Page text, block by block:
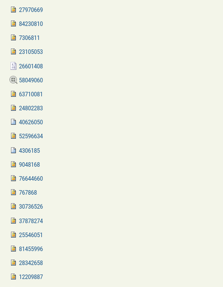
27970669
84230810
7306811
23105053
26601408
58049060
63710081
24802283
40626050
52596634
4306185
9048168
76644660
767868
30736526
37878274
25546051
81455996
28342658
12209887